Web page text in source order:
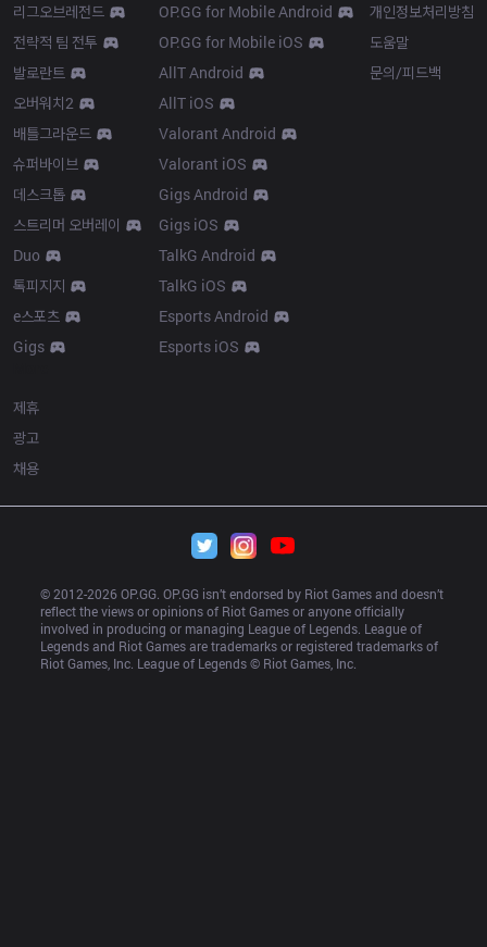
리그오브레전드
전략적 팀 전투
발로란트
오버워치2
배틀그라운드
슈퍼바이브
데스크톱
스트리머 오버레이
Duo
톡피지지
e스포츠
Gigs
OP.GG for Mobile Android
OP.GG for Mobile iOS
AllT Android
AllT iOS
Valorant Android
Valorant iOS
Gigs Android
Gigs iOS
TalkG Android
TalkG iOS
Esports Android
Esports iOS
개인정보처리방침
도움말
문의/피드백
제휴
광고
채용
© 2012-2026 OP.GG. OP.GG isn’t endorsed by Riot Games and doesn’t
reflect the views or opinions of Riot Games or anyone officially
involved in producing or managing League of Legends. League of
Legends and Riot Games are trademarks or registered trademarks of
Riot Games, Inc. League of Legends © Riot Games, Inc.